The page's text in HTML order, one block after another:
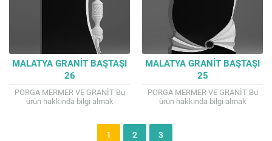
MALATYA GRANIT BAŞTAŞI
26
PORGA MERMER VE GRANİT Bu
ürün hakkında bilgi almak
MALATYA GRANIT BAŞTAŞI
25
PORGA MERMER VE GRANİT Bu
ürün hakkında bilgi almak
1 2 3